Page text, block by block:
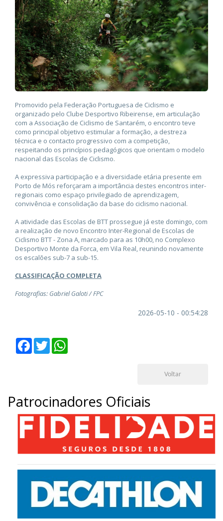
Promovido pela Federação Portuguesa de Ciclismo e
organizado pelo Clube Desportivo Ribeirense, em articulação
com a Associação de Ciclismo de Santarém, o encontro teve
como principal objetivo estimular a formação, a destreza
técnica e o contacto progressivo com a competição,
respeitando os princípios pedagógicos que orientam o modelo
nacional das Escolas de Ciclismo.
A expressiva participação e a diversidade etária presente em
Porto de Mós reforçaram a importância destes encontros inter-
regionais como espaço privilegiado de aprendizagem,
convivência e consolidação da base do ciclismo nacional.
A atividade das Escolas de BTT prossegue já este domingo, com
a realização de novo Encontro Inter-Regional de Escolas de
Ciclismo BTT - Zona A, marcado para as 10h00, no Complexo
Desportivo Monte da Forca, em Vila Real, reunindo novamente
os escalões sub-7 a sub-15.
CLASSIFICAÇÃO COMPLETA
Fotografias: Gabriel Galoti / FPC
2026-05-10 - 00:54:28
Facebook
Twitter
Voltar
Patrocinadores Oficiais